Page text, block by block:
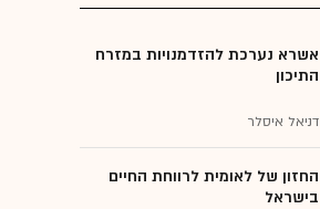
אשרא נערכת להזדמנויות במזרח
התיכון
דניאל איסלר
החזון של לאומית לרווחת החיים
בישראל